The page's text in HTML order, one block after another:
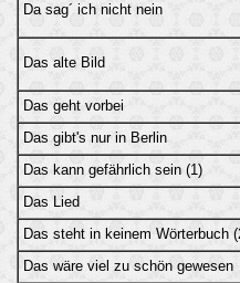
Da sag´ ich nicht nein
Das alte Bild
Das geht vorbei
Das gibt's nur in Berlin
Das kann gefährlich sein (1)
Das Lied
Das steht in keinem Wörterbuch
Das wäre viel zu schön gewesen